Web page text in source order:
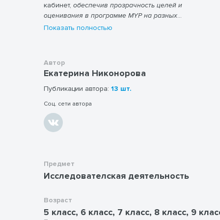
кабинет, обеспечив прозрачность целей и
оценивания в программе MYP на разных
уровнях обучения.
Показать полностью
Автор
Екатерина Никонорова
Публикации автора: 13 шт.
Соц. сети автора
Предмет
Исследователская деятельность
Возраст
5 класс, 6 класс, 7 класс, 8 класс, 9